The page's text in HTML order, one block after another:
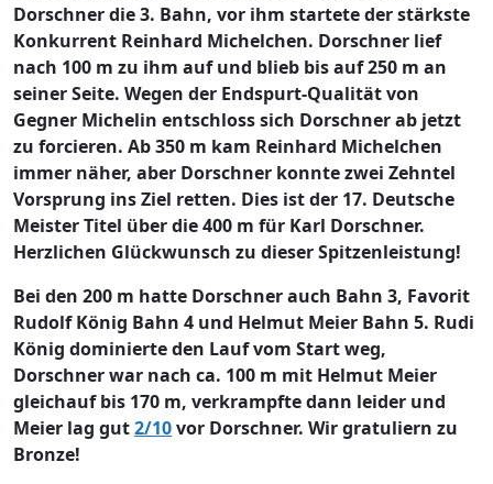
Dorschner die 3. Bahn, vor ihm startete der stärkste
Konkurrent Reinhard Michelchen. Dorschner lief
nach 100 m zu ihm auf und blieb bis auf 250 m an
seiner Seite. Wegen der Endspurt-Qualität von
Gegner Michelin entschloss sich Dorschner ab jetzt
zu forcieren. Ab 350 m kam Reinhard Michelchen
immer näher, aber Dorschner konnte zwei Zehntel
Vorsprung ins Ziel retten. Dies ist der 17. Deutsche
Meister Titel über die 400 m für Karl Dorschner.
Herzlichen Glückwunsch zu dieser Spitzenleistung!
Bei den 200 m hatte Dorschner auch Bahn 3, Favorit
Rudolf König Bahn 4 und Helmut Meier Bahn 5. Rudi
König dominierte den Lauf vom Start weg,
Dorschner war nach ca. 100 m mit Helmut Meier
gleichauf bis 170 m, verkrampfte dann leider und
Meier lag gut2/10vor Dorschner. Wir gratuliern zu
Bronze!